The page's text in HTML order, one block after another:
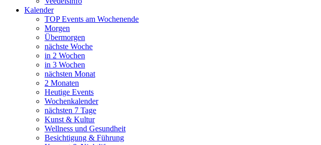
Kalender
TOP Events am Wochenende
Morgen
Übermorgen
nächste Woche
in 2 Wochen
in 3 Wochen
nächsten Monat
2 Monaten
Heutige Events
Wochenkalender
nächsten 7 Tage
Kunst & Kultur
Wellness und Gesundheit
Besichtigung & Führung